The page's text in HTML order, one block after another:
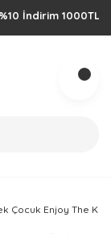
1000TL
Çocuk Enjoy The